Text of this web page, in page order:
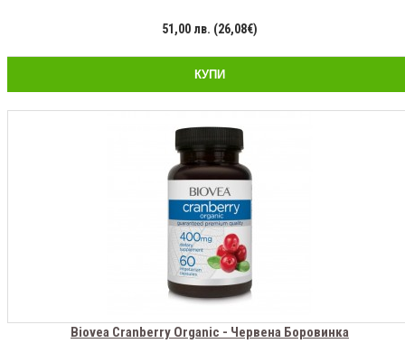
51,00 лв. (26,08€)
КУПИ
Biovea Cranberry Organic - Червена Боровинка